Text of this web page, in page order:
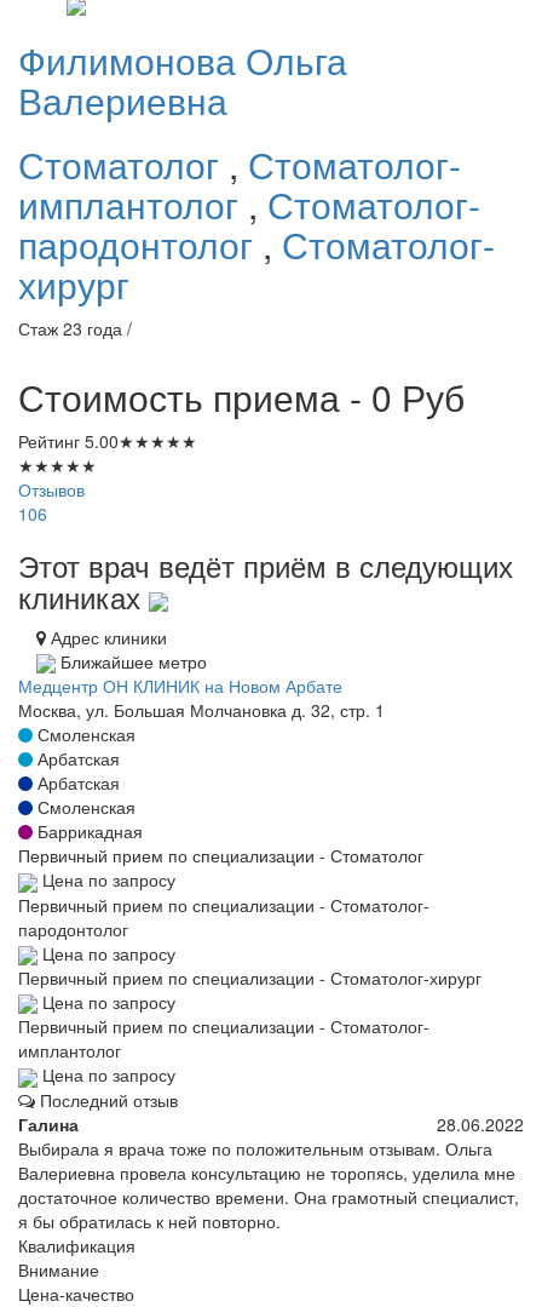
Филимонова Ольга
Валериевна
Стоматолог , Стоматолог-
имплантолог , Стоматолог-
пародонтолог , Стоматолог-
хирург
Стаж 23 года /
Стоимость приема - 0 Руб
Рейтинг 5.00★★★★★
★★★★★
Отзывов
106
Этот врач ведёт приём в следующих
клиниках
Адрес клиники
Ближайшее метро
Медцентр ОН КЛИНИК на Новом Арбате
Москва, ул. Большая Молчановка д. 32, стр. 1
Смоленская
Арбатская
Арбатская
Смоленская
Баррикадная
Первичный прием по специализации - Стоматолог
Цена по запросу
Первичный прием по специализации - Стоматолог-
пародонтолог
Цена по запросу
Первичный прием по специализации - Стоматолог-хирург
Цена по запросу
Первичный прием по специализации - Стоматолог-
имплантолог
Цена по запросу
Последний отзыв
Галина
28.06.2022
Выбирала я врача тоже по положительным отзывам. Ольга
Валериевна провела консультацию не торопясь, уделила мне
достаточное количество времени. Она грамотный специалист,
я бы обратилась к ней повторно.
Квалификация
Внимание
Цена-качество